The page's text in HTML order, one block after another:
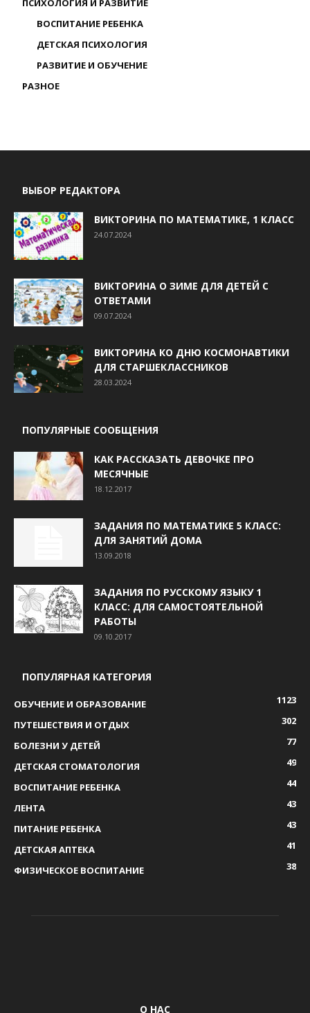
ПСИХОЛОГИЯ И РАЗВИТИЕ
ВОСПИТАНИЕ РЕБЕНКА
ДЕТСКАЯ ПСИХОЛОГИЯ
РАЗВИТИЕ И ОБУЧЕНИЕ
РАЗНОЕ
ВЫБОР РЕДАКТОРА
ВИКТОРИНА ПО МАТЕМАТИКЕ, 1 КЛАСС
24.07.2024
ВИКТОРИНА О ЗИМЕ ДЛЯ ДЕТЕЙ С
ОТВЕТАМИ
09.07.2024
ВИКТОРИНА КО ДНЮ КОСМОНАВТИКИ
ДЛЯ СТАРШЕКЛАССНИКОВ
28.03.2024
ПОПУЛЯРНЫЕ СООБЩЕНИЯ
КАК РАССКАЗАТЬ ДЕВОЧКЕ ПРО
МЕСЯЧНЫЕ
18.12.2017
ЗАДАНИЯ ПО МАТЕМАТИКЕ 5 КЛАСС:
ДЛЯ ЗАНЯТИЙ ДОМА
13.09.2018
ЗАДАНИЯ ПО РУССКОМУ ЯЗЫКУ 1
КЛАСС: ДЛЯ САМОСТОЯТЕЛЬНОЙ
РАБОТЫ
09.10.2017
ПОПУЛЯРНАЯ КАТЕГОРИЯ
ОБУЧЕНИЕ И ОБРАЗОВАНИЕ
1123
ПУТЕШЕСТВИЯ И ОТДЫХ
302
БОЛЕЗНИ У ДЕТЕЙ
77
ДЕТСКАЯ СТОМАТОЛОГИЯ
49
ВОСПИТАНИЕ РЕБЕНКА
44
ЛЕНТА
43
ПИТАНИЕ РЕБЕНКА
43
ДЕТСКАЯ АПТЕКА
41
ФИЗИЧЕСКОЕ ВОСПИТАНИЕ
38
О НАС